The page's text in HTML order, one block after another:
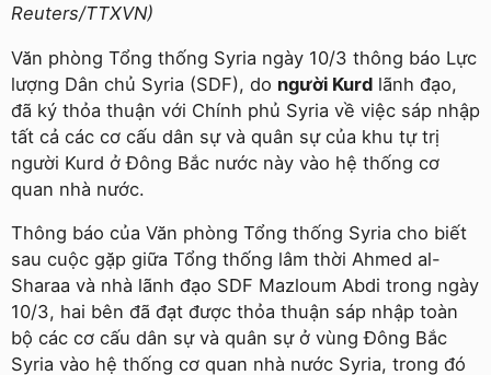
Reuters/TTXVN)
Văn phòng Tổng thống Syria ngày 10/3 thông báo Lực
lượng Dân chủ Syria (SDF), do người Kurd lãnh đạo,
đã ký thỏa thuận với Chính phủ Syria về việc sáp nhập
tất cả các cơ cấu dân sự và quân sự của khu tự trị
người Kurd ở Đông Bắc nước này vào hệ thống cơ
quan nhà nước.
Thông báo của Văn phòng Tổng thống Syria cho biết
sau cuộc gặp giữa Tổng thống lâm thời Ahmed al-
Sharaa và nhà lãnh đạo SDF Mazloum Abdi trong ngày
10/3, hai bên đã đạt được thỏa thuận sáp nhập toàn
bộ các cơ cấu dân sự và quân sự ở vùng Đông Bắc
Syria vào hệ thống cơ quan nhà nước Syria, trong đó